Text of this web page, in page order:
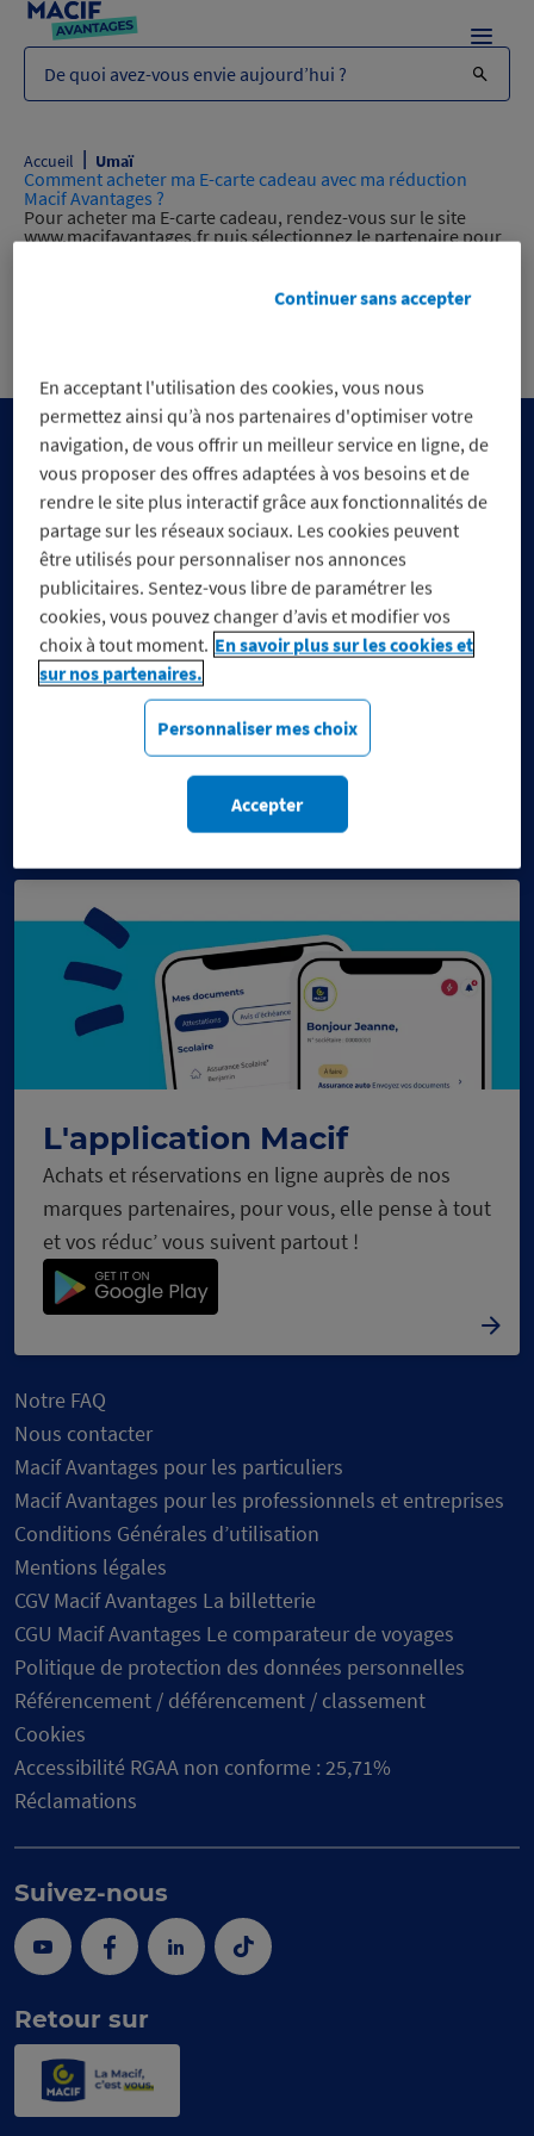
De quoi avez-vous envie aujourd’hui ?
Menu
Accueil | Umaï
Comment acheter ma E-carte cadeau avec ma réduction
Macif Avantages ?
Pour acheter ma E-carte cadeau, rendez-vous sur le site
www.macifavantages.fr puis sélectionnez le partenaire pour
“Profitez-en”, vous serez redirigé vers une page vous
permettant de choisir la valeur de votre E-carte cadeau. Une
Réduisez vos dépenses, pas
vos engagements
Découvrez notre sélection de marques engagées
L'application Macif
Achats et réservations en ligne auprès de nos
marques partenaires, pour vous, elle pense à tout
et vos réduc’ vous suivent partout !
Notre FAQ
Nous contacter
Macif Avantages pour les particuliers
Macif Avantages pour les professionnels et entreprises
Conditions Générales d’utilisation
Mentions légales
CGV Macif Avantages La billetterie
CGU Macif Avantages Le comparateur de voyages
Politique de protection des données personnelles
Référencement / déférencement / classement
Cookies
Accessibilité RGAA non conforme : 25,71%
Réclamations
Suivez-nous
YoutubeFacebookLinkedinTik
Tok
Retour sur
C
h
a
r
g
e
m
e
n
t
n
c
o
u
r
s
En acceptant l'utilisation des cookies, vous nous
permettez ainsi qu’à nos partenaires d'optimiser votre
navigation, de vous offrir un meilleur service en ligne, de
vous proposer des offres adaptées à vos besoins et de
rendre le site plus interactif grâce aux fonctionnalités de
partage sur les réseaux sociaux. Les cookies peuvent
être utilisés pour personnaliser nos annonces
publicitaires. Sentez-vous libre de paramétrer les
cookies, vous pouvez changer d’avis et modifier vos
choix à tout moment. En savoir plus sur les cookies et
sur nos partenaires.
Personnaliser mes choix
Continuer sans accepter
Accepter